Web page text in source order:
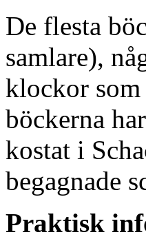
De flesta
samlare),
klockor som
böckerna
kostat i
begagnade
Praktisk